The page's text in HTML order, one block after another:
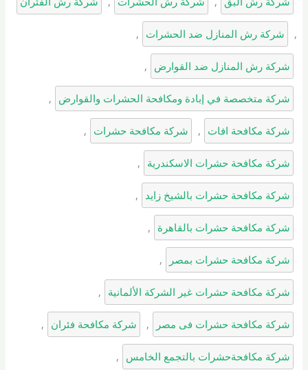
, شركة رش المنازل ضد الحشرات ,
شركة رش المنازل ضد القوارض ,
شركة متخصصة في إبادة ومكافحة الحشرات والقوارض ,
شركة مكافحة افات , شركة مكافحة حشرات ,
شركة مكافحة حشرات الاسكندرية ,
شركة مكافحة حشرات بالشيخ زايد ,
شركة مكافحة حشرات بالقاهرة ,
شركة مكافحة حشرات بمصر ,
شركة مكافحة حشرات غير الشركة الألمانية ,
شركة مكافحة حشرات فى مصر , شركة مكافحة فئران ,
شركة مكافحةحشرات بالتجمع الخامس ,